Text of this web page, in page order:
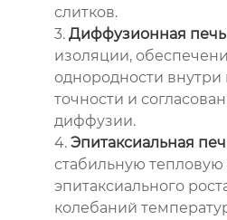
слитков.
3. Диффузионная печь
изоляции,
однородности
точности и
диффузии.
4. Эпитаксиальная
стабильную тепловую
эпитаксиального
колебаний